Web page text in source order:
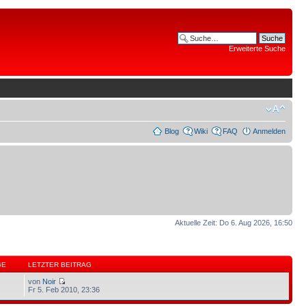
Erweiterte Suche
Blog Wiki FAQ Anmelden
Aktuelle Zeit: Do 6. Aug 2026, 16:50
LETZTER BEITRAG
von Noir
Fr 5. Feb 2010, 23:36